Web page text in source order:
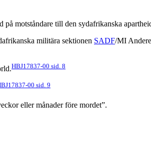
motståndare till den sydafrikanska
militära sektionen SADF/MI
HBJ17837-00 sid. 8
00 sid. 9
eller månader före mordet”.